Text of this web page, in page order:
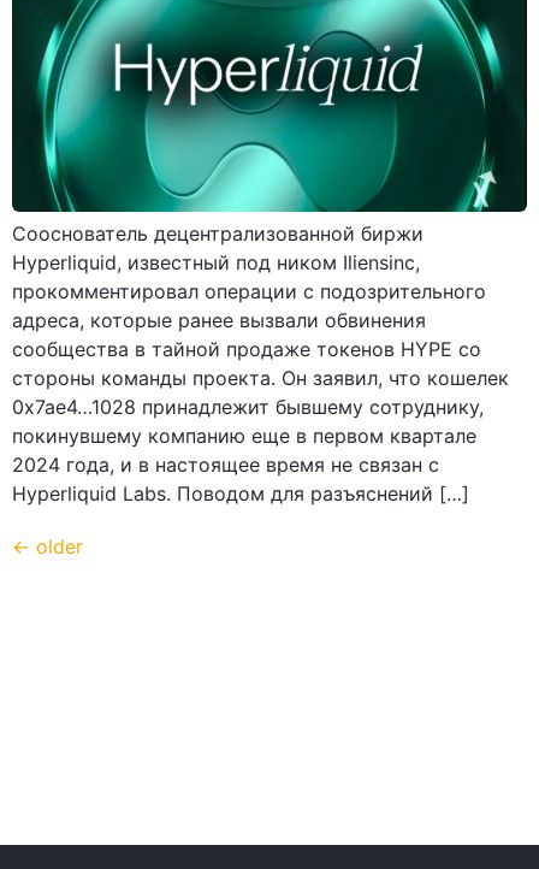
Сооснователь децентрализованной биржи
Hyperliquid, известный под ником Iliensinc,
прокомментировал операции с подозрительного
адреса, которые ранее вызвали обвинения
сообщества в тайной продаже токенов HYPE со
стороны команды проекта. Он заявил, что кошелек
0x7ae4…1028 принадлежит бывшему сотруднику,
покинувшему компанию еще в первом квартале
2024 года, и в настоящее время не связан с
Hyperliquid Labs. Поводом для разъяснений […]
← older